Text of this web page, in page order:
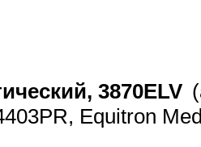
3870ELV
Equitron